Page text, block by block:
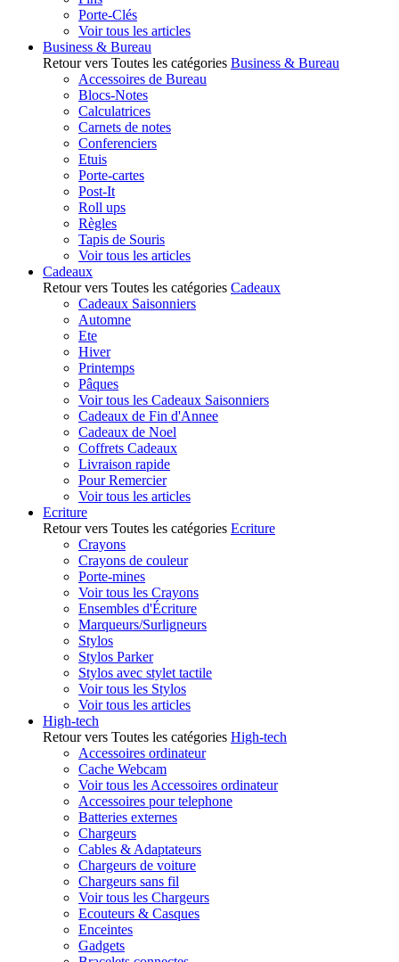
Porte-Clés
Voir tous les articles
Business & Bureau
Retour vers Toutes les catégories Business & Bureau
Accessoires de Bureau
Blocs-Notes
Calculatrices
Carnets de notes
Conferenciers
Etuis
Porte-cartes
Post-It
Roll ups
Règles
Tapis de Souris
Voir tous les articles
Cadeaux
Retour vers Toutes les catégories Cadeaux
Cadeaux Saisonniers
Automne
Ete
Hiver
Printemps
Pâques
Voir tous les Cadeaux Saisonniers
Cadeaux de Fin d'Annee
Cadeaux de Noel
Coffrets Cadeaux
Livraison rapide
Pour Remercier
Voir tous les articles
Ecriture
Retour vers Toutes les catégories Ecriture
Crayons
Crayons de couleur
Porte-mines
Voir tous les Crayons
Ensembles d'Écriture
Marqueurs/Surligneurs
Stylos
Stylos Parker
Stylos avec stylet tactile
Voir tous les Stylos
Voir tous les articles
High-tech
Retour vers Toutes les catégories High-tech
Accessoires ordinateur
Cache Webcam
Voir tous les Accessoires ordinateur
Accessoires pour telephone
Batteries externes
Chargeurs
Cables & Adaptateurs
Chargeurs de voiture
Chargeurs sans fil
Voir tous les Chargeurs
Ecouteurs & Casques
Enceintes
Gadgets